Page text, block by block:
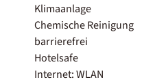
Klimaanlage
Chemische Reinigung
barrierefrei
Hotelsafe
Internet: WLAN